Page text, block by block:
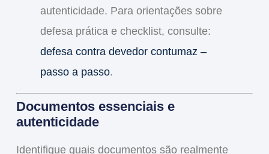
autenticidade. Para orientações sobre
defesa prática e checklist, consulte:
defesa contra devedor contumaz –
passo a passo.
Documentos essenciais e
autenticidade
Identifique quais documentos são realmente